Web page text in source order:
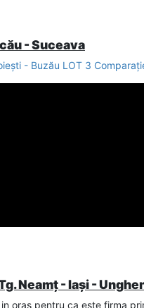
- Suceava
- Buzău LOT 3
Neamț - Iași -
oras pentru ca este firma